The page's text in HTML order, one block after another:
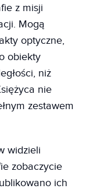
z misji
Mogą
optyczne,
obiekty
niż
nie
zestawem
widzieli
zobaczycie
ich